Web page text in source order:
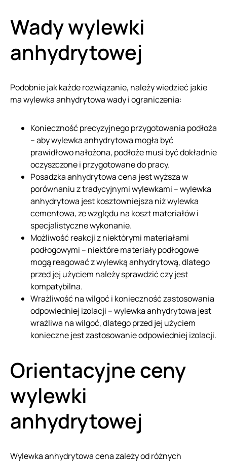
Wady wylewki
anhydrytowej
Podobnie jak każde rozwiązanie, należy wiedzieć jakie
ma wylewka anhydrytowa wady i ograniczenia:
Konieczność precyzyjnego przygotowania podłoża
– aby wylewka anhydrytowa mogła być
prawidłowo nałożona, podłoże musi być dokładnie
oczyszczone i przygotowane do pracy.
Posadzka anhydrytowa cena jest wyższa w
porównaniu z tradycyjnymi wylewkami – wylewka
anhydrytowa jest kosztowniejsza niż wylewka
cementowa, ze względu na koszt materiałów i
specjalistyczne wykonanie.
Możliwość reakcji z niektórymi materiałami
podłogowymi – niektóre materiały podłogowe
mogą reagować z wylewką anhydrytową, dlatego
przed jej użyciem należy sprawdzić czy jest
kompatybilna.
Wrażliwość na wilgoć i konieczność zastosowania
odpowiedniej izolacji – wylewka anhydrytowa jest
wrażliwa na wilgoć, dlatego przed jej użyciem
konieczne jest zastosowanie odpowiedniej izolacji.
Orientacyjne ceny
wylewki
anhydrytowej
Wylewka anhydrytowa cena zależy od różnych